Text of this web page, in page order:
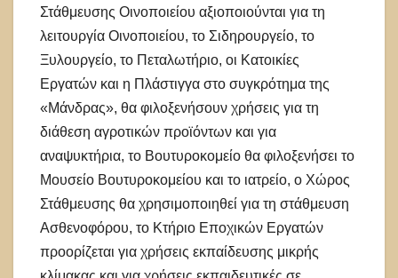
Στάθμευσης Οινοποιείου αξιοποιούνται για τη
λειτουργία Οινοποιείου, το Σιδηρουργείο, το
Ξυλουργείο, το Πεταλωτήριο, οι Κατοικίες
Εργατών και η Πλάστιγγα στο συγκρότημα της
«Μάνδρας», θα φιλοξενήσουν χρήσεις για τη
διάθεση αγροτικών προϊόντων και για
αναψυκτήρια, το Βουτυροκομείο θα φιλοξενήσει το
Μουσείο Βουτυροκομείου και το ιατρείο, ο Χώρος
Στάθμευσης θα χρησιμοποιηθεί για τη στάθμευση
Ασθενοφόρου, το Κτήριο Εποχικών Εργατών
προορίζεται για χρήσεις εκπαίδευσης μικρής